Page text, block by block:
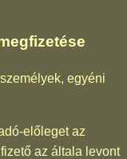
egyéni
előleget az
az általa levont